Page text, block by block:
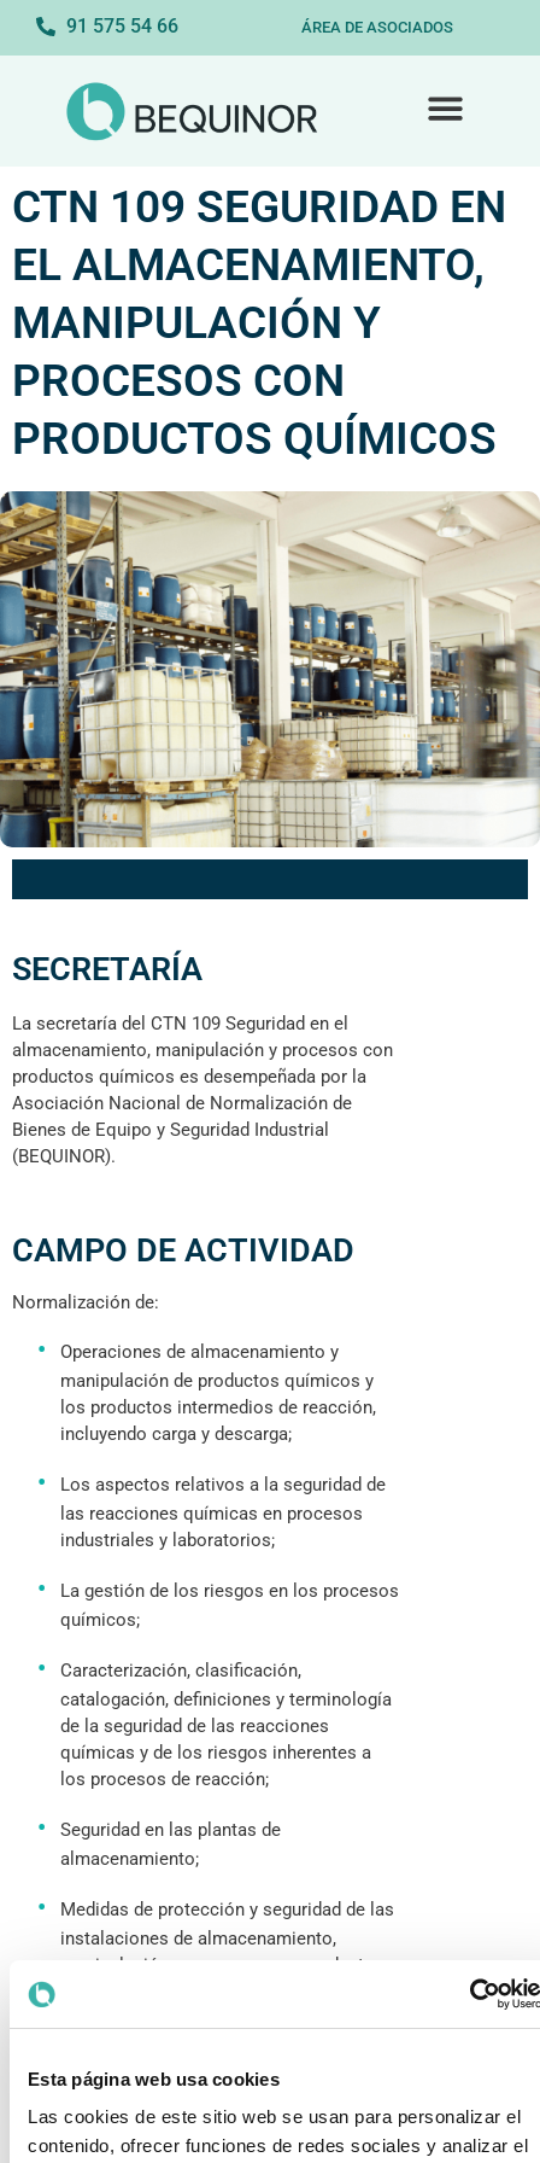
Esta página web usa cookies
Las cookies de este sitio web se usan para personalizar el
contenido, ofrecer funciones de redes sociales y analizar el
91 575 54 66 ÁREA DE ASOCIADOS
CTN 109 SEGURIDAD EN
EL ALMACENAMIENTO,
MANIPULACIÓN Y
PROCESOS CON
PRODUCTOS QUÍMICOS
SECRETARÍA
La secretaría del CTN 109 Seguridad en el
almacenamiento, manipulación y procesos con
productos químicos es desempeñada por la
Asociación Nacional de Normalización de
Bienes de Equipo y Seguridad Industrial
(BEQUINOR).
CAMPO DE ACTIVIDAD
Normalización de:
Operaciones de almacenamiento y
manipulación de productos químicos y
los productos intermedios de reacción,
incluyendo carga y descarga;
Los aspectos relativos a la seguridad de
las reacciones químicas en procesos
industriales y laboratorios;
La gestión de los riesgos en los procesos
químicos;
Caracterización, clasificación,
catalogación, definiciones y terminología
de la seguridad de las reacciones
químicas y de los riesgos inherentes a
los procesos de reacción;
Seguridad en las plantas de
almacenamiento;
Medidas de protección y seguridad de las
instalaciones de almacenamiento,
manipulación y procesos con productos
productos químicos por su grado de
almacenamiento y manipulación;